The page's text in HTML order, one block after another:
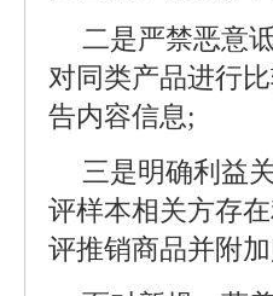
二是严禁恶意
对同类产品进行
告内容信息;
三是明确利益
评样本相关方存
评推销商品并附